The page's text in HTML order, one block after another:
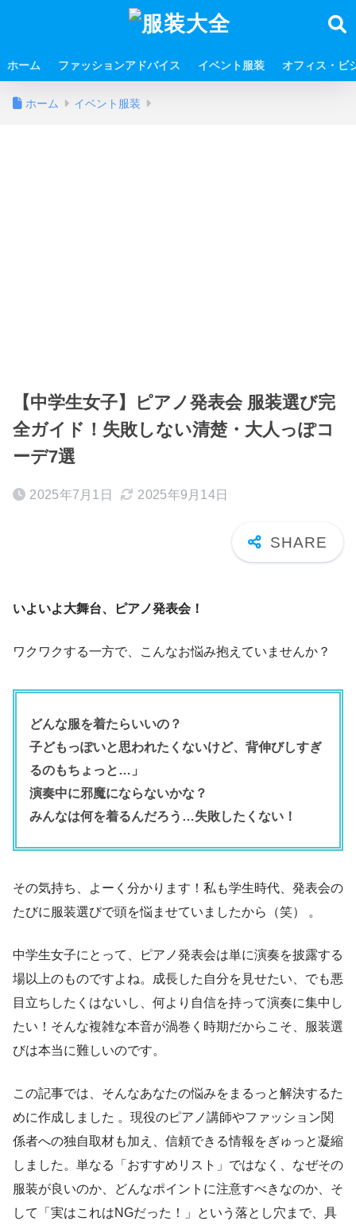
ホーム ファッションアドバイス イベント服装 オフィス・ビ
ホーム イベント服装
【中学生女子】ピアノ発表会 服装選び完
全ガイド！失敗しない清楚・大人っぽコ
ーデ7選
2025年7月1日 2025年9月14日
いよいよ大舞台、ピアノ発表会！
ワクワクする一方で、こんなお悩み抱えていませんか？
どんな服を着たらいいの？
子どもっぽいと思われたくないけど、背伸びしすぎ
るのもちょっと…」
演奏中に邪魔にならないかな？
みんなは何を着るんだろう…失敗したくない！
その気持ち、よーく分かります！私も学生時代、発表会の
たびに服装選びで頭を悩ませていましたから（笑） 。
中学生女子にとって、ピアノ発表会は単に演奏を披露する
場以上のものですよね。成長した自分を見せたい、でも悪
目立ちしたくはないし、何より自信を持って演奏に集中し
たい！そんな複雑な本音が渦巻く時期だからこそ、服装選
びは本当に難しいのです。
この記事では、そんなあなたの悩みをまるっと解決するた
めに作成しました 。現役のピアノ講師やファッション関
係者への独自取材も加え、信頼できる情報をぎゅっと凝縮
しました。単なる「おすすめリスト」ではなく、なぜその
服装が良いのか、どんなポイントに注意すべきなのか、そ
して「実はこれはNGだった！」という落とし穴まで、具